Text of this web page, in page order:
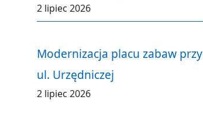
2 lipiec 2026
Modernizacja placu zabaw przy
ul. Urzędniczej
2 lipiec 2026